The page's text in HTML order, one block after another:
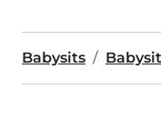
Babysits